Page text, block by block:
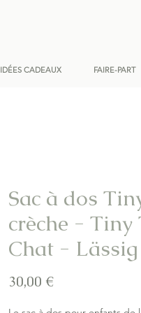
IDÉES CADEAUX FAIRE-PART
Sac à dos
crèche - Tiny
Chat - Lässig
30,00 €Prix